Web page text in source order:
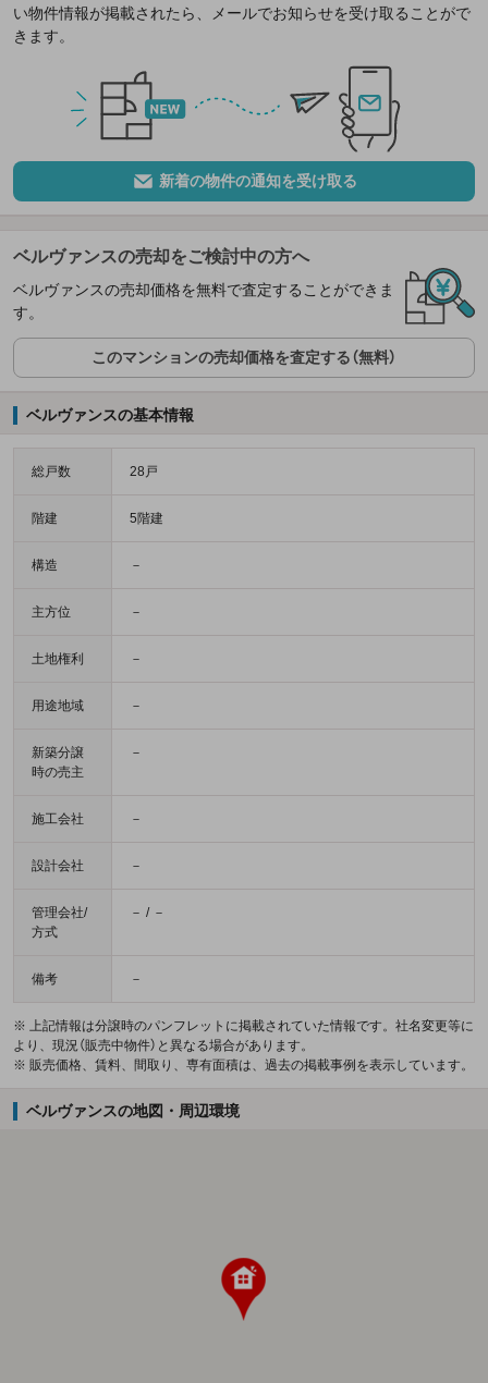
い物件情報が掲載されたら、メールでお知らせを受け取ることがで
きます。
新着の物件の通知を受け取る
ベルヴァンスの売却をご検討中の方へ
ベルヴァンスの売却価格を無料で査定することができま
す。
このマンションの売却価格を査定する（無料）
ベルヴァンスの基本情報
総戸数 28戸
階建 5階建
構造 －
主方位 －
土地権利 －
用途地域 －
新築分譲
時の売主
－
施工会社 －
設計会社 －
管理会社/
方式
－ / －
備考 －
※ 上記情報は分譲時のパンフレットに掲載されていた情報です。社名変更等に
より、現況（販売中物件）と異なる場合があります。
※ 販売価格、賃料、間取り、専有面積は、過去の掲載事例を表示しています。
ベルヴァンスの地図・周辺環境